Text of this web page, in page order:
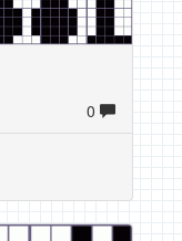
0